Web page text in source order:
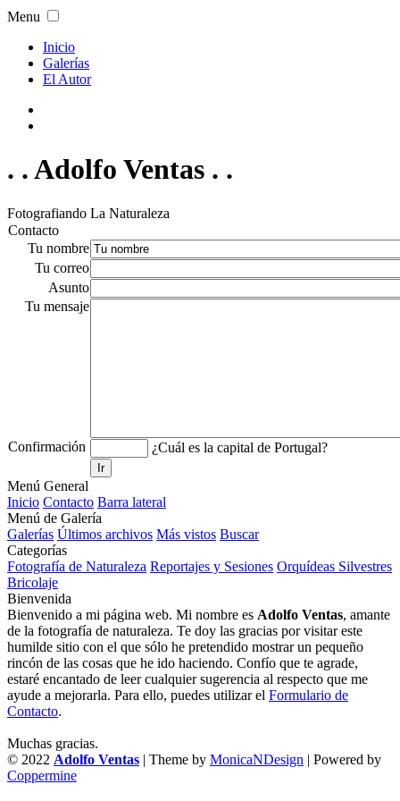
Menu
Inicio
Galerías
El Autor
. . Adolfo Ventas . .
Fotografiando La Naturaleza
Contacto
Tu nombre
Tu correo
Asunto
Tu mensaje
Confirmación ¿Cuál es la capital de Portugal?
Ir
Menú General
Inicio Contacto Barra lateral
Menú de Galería
Galerías Últimos archivos Más vistos Buscar
Categorías
Fotografía de Naturaleza Reportajes y Sesiones Orquídeas Silvestres
Bricolaje
Bienvenida
Bienvenido a mi página web. Mi nombre es Adolfo Ventas, amante
de la fotografía de naturaleza. Te doy las gracias por visitar este
humilde sitio con el que sólo he pretendido mostrar un pequeño
rincón de las cosas que he ido haciendo. Confío que te agrade,
estaré encantado de leer cualquier sugerencia al respecto que me
ayude a mejorarla. Para ello, puedes utilizar el Formulario de
Contacto.
Muchas gracias.
© 2022 Adolfo Ventas | Theme by MonicaNDesign | Powered by
Coppermine